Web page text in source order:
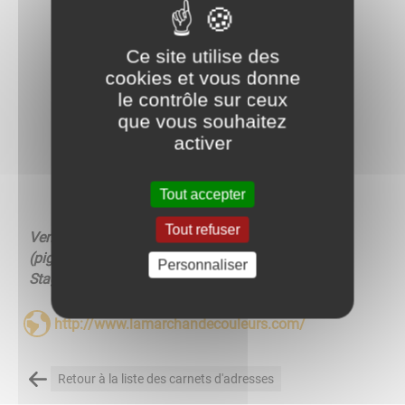
Vente de produits pour la peinture décorative
(pigments, chaux, outils...)
Stages et ateliers de peinture et enduits décoratifs
http://www.lamarchandecouleurs.com/
Retour à la liste des carnets d'adresses
Ce site utilise des
cookies et vous donne
le contrôle sur ceux
que vous souhaitez
activer
Tout accepter
Tout refuser
Personnaliser